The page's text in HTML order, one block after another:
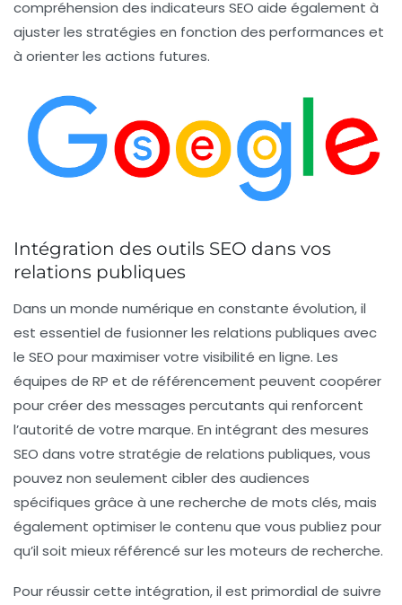
compréhension des indicateurs SEO aide également à
ajuster les stratégies en fonction des performances et
à orienter les actions futures.
Intégration des outils SEO dans vos
relations publiques
Dans un monde numérique en constante évolution, il
est essentiel de fusionner les relations publiques avec
le SEO pour maximiser votre visibilité en ligne. Les
équipes de RP et de référencement peuvent coopérer
pour créer des messages percutants qui renforcent
l’autorité de votre marque. En intégrant des mesures
SEO dans votre stratégie de relations publiques, vous
pouvez non seulement cibler des audiences
spécifiques grâce à une recherche de mots clés, mais
également optimiser le contenu que vous publiez pour
qu’il soit mieux référencé sur les moteurs de recherche.
Pour réussir cette intégration, il est primordial de suivre